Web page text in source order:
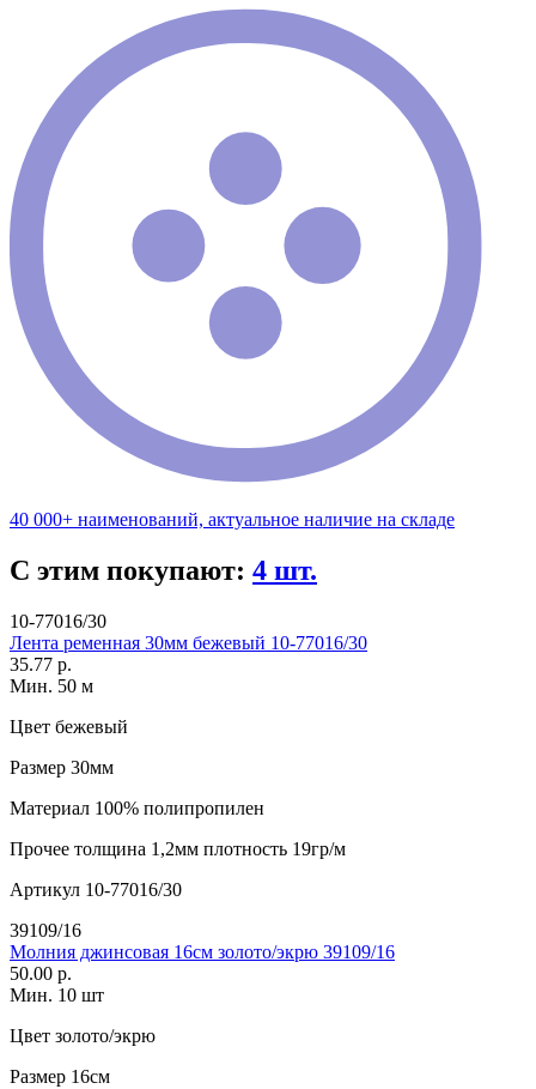
40 000+ наименований, актуальное наличие на складе
С этим покупают: 4 шт.
10-77016/30
Лента ременная 30мм бежевый 10-77016/30
35.77 р.
Мин. 50 м
Цвет бежевый
Размер 30мм
Материал 100% полипропилен
Прочее толщина 1,2мм плотность 19гр/м
Артикул 10-77016/30
39109/16
Молния джинсовая 16см золото/экрю 39109/16
50.00 р.
Мин. 10 шт
Цвет золото/экрю
Размер 16см